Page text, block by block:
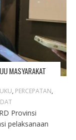
MASYARAKAT
, PERCEPATAN,
Provinsi
pelaksanaan